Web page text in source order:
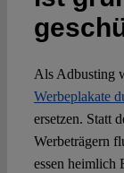
Als Adbusting
Werbeplakate
ersetzen. Statt
Werbeträgern
essen heimlich